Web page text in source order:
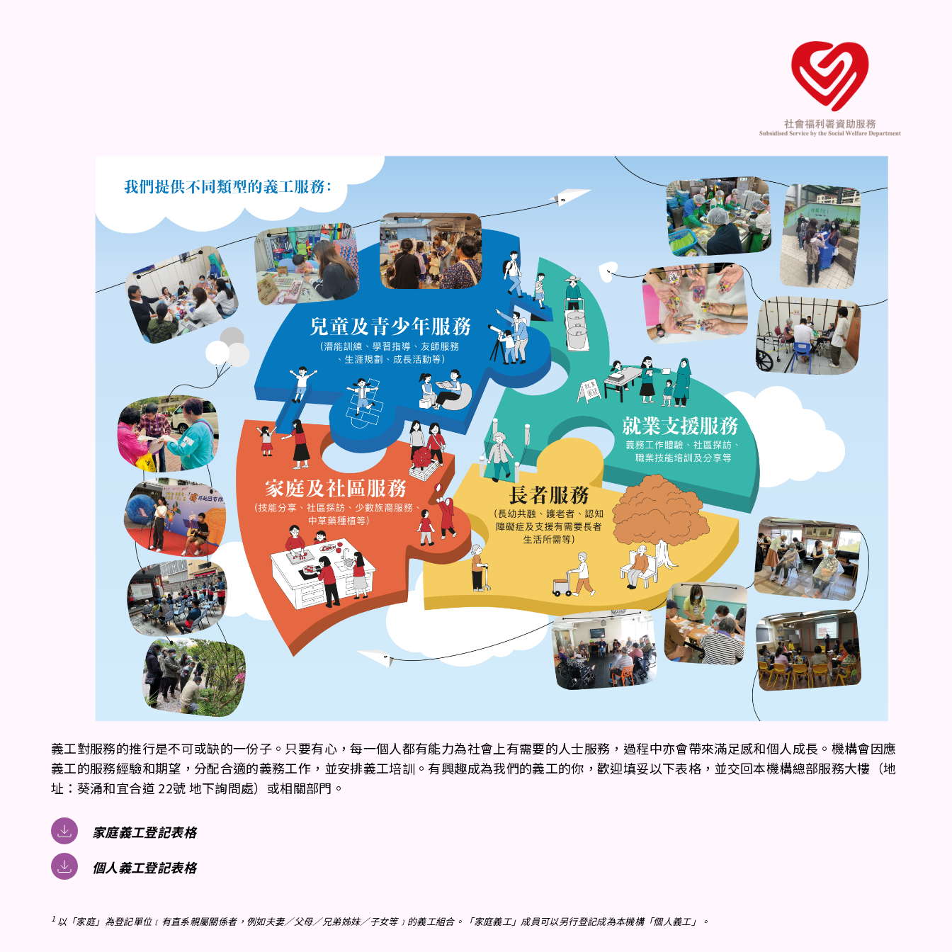
義工對服務的推行是不可或缺的一份子。只要有心，每一個人都有能力為社會上有需要的人士服務，過程中亦會帶來滿足感和個人成長。機構會因應
義工的服務經驗和期望，分配合適的義務工作，並安排義工培訓。有興趣成為我們的義工的你，歡迎填妥以下表格，並交回本機構總部服務大樓（地
址：葵涌和宜合道 22號 地下詢問處）或相關部門。
家庭義工登記表格
個人義工登記表格
1 以「家庭」為登記單位﹝有直系親屬關係者，例如夫妻／父母／兄弟姊妹／子女等﹞的義工組合。「家庭義工」成員可以另行登記成為本機構「個人義工」。